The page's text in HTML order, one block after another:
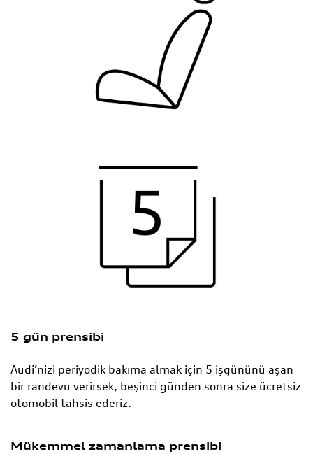
5 gün prensibi
Audi’nizi periyodik bakıma almak için 5 işgününü aşan
bir randevu verirsek, beşinci günden sonra size ücretsiz
otomobil tahsis ederiz.
Mükemmel zamanlama prensibi